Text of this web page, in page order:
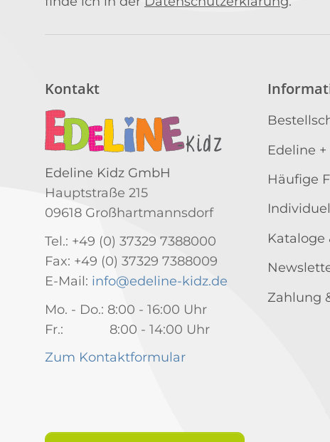
Kontakt
Edeline Kidz GmbH
Hauptstraße 215
09618 Großhartmannsdorf
Tel.: +49 (0) 37329 7388000
Fax: +49 (0) 37329 7388009
E-Mail: info@edeline-kidz.de
Mo. - Do.: 8:00 - 16:00 Uhr
Fr.: 8:00 - 14:00 Uhr
Zum Kontaktformular
Edeline +
Häufige
Kataloge
Zahlung